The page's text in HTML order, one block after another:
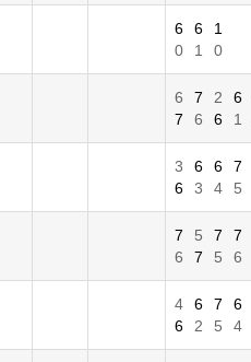
6 6
1
0
1 0
6 7 2 6
7
6 6 1
3 6 6
7
6
3 4 5
7 5 7
7
6
7 5 6
4 6 7
6
6
2 5 4